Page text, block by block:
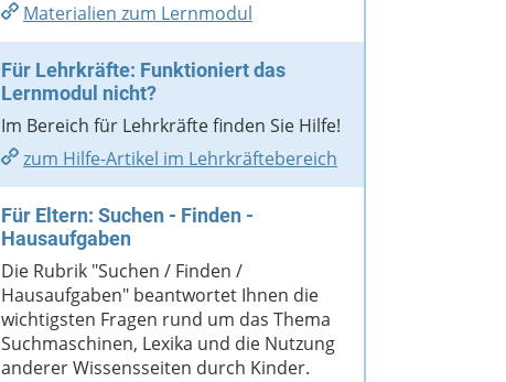
Materialien zum Lernmodul
Für Lehrkräfte: Funktioniert das
Lernmodul nicht?
Im Bereich für Lehrkräfte finden Sie Hilfe!
zum Hilfe-Artikel im Lehrkräftebereich
Für Eltern: Suchen - Finden -
Hausaufgaben
Die Rubrik "Suchen / Finden /
Hausaufgaben" beantwortet Ihnen die
wichtigsten Fragen rund um das Thema
Suchmaschinen, Lexika und die Nutzung
anderer Wissensseiten durch Kinder.